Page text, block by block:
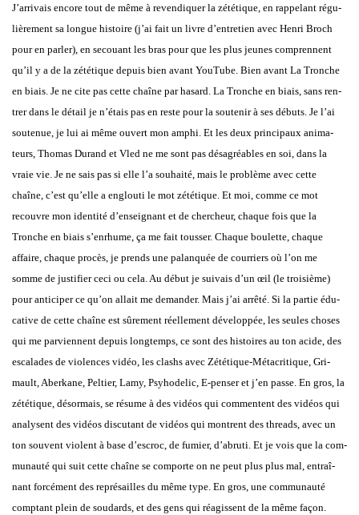
J’arrivais encore tout de même à reven­di­quer la zété­tique, en rap­pe­lant régu­
liè­re­ment sa longue his­toire (j’ai fait un livre d’entretien avec Hen­ri Broch
pour en par­ler), en secouant les bras pour que les plus jeunes com­prennent
qu’il y a de la zété­tique depuis bien avant You­Tube. Bien avant La Tronche
en biais. Je ne cite pas cette chaîne par hasard. La Tronche en biais, sans ren­
trer dans le détail je n’étais pas en reste pour la sou­te­nir à ses débuts. Je l’ai
sou­te­nue, je lui ai même ouvert mon amphi. Et les deux prin­ci­paux ani­ma­
teurs, Tho­mas Durand et Vled ne me sont pas désa­gréables en soi, dans la
vraie vie. Je ne sais pas si elle l’a sou­hai­té, mais le pro­blème avec cette
chaîne, c’est qu’elle a englou­ti le mot zété­tique. Et moi, comme ce mot
recouvre mon iden­ti­té d’enseignant et de cher­cheur, chaque fois que la
Tronche en biais s’enrhume, ça me fait tous­ser. Chaque bou­lette, chaque
affaire, chaque pro­cès, je prends une palan­quée de cour­riers où l’on me
somme de jus­ti­fier ceci ou cela. Au début je sui­vais d’un œil (le troi­sième)
pour anti­ci­per ce qu’on allait me deman­der. Mais j’ai arrê­té. Si la par­tie édu­
ca­tive de cette chaîne est sûre­ment réel­le­ment déve­lop­pée, les seules choses
qui me par­viennent depuis long­temps, ce sont des his­toires au ton acide, des
esca­lades de vio­lences vidéo, les clashs avec Zété­tique-Méta­cri­tique, Gri­
mault, Aber­kane, Pel­tier, Lamy, Psy­ho­de­lic, E‑penser et j’en passe. En gros, la
zété­tique, désor­mais, se résume à des vidéos qui com­mentent des vidéos qui
ana­lysent des vidéos dis­cu­tant de vidéos qui montrent des threads, avec un
ton sou­vent violent à base d’escroc, de fumier, d’abruti. Et je vois que la com­
mu­nau­té qui suit cette chaîne se com­porte on ne peut plus plus mal, entraî­
nant for­cé­ment des repré­sailles du même type. En gros, une com­mu­nau­té
comp­tant plein de sou­dards, et des gens qui réagissent de la même façon.